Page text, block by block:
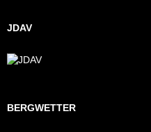
JDAV
BERGWETTER